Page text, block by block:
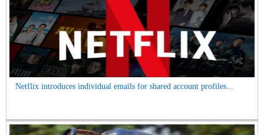
Netflix introduces individual emails for shared account profiles...